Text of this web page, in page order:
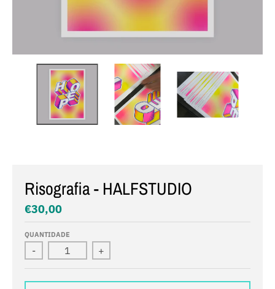
Risografia - HALFSTUDIO
€30,00
QUANTIDADE
- +